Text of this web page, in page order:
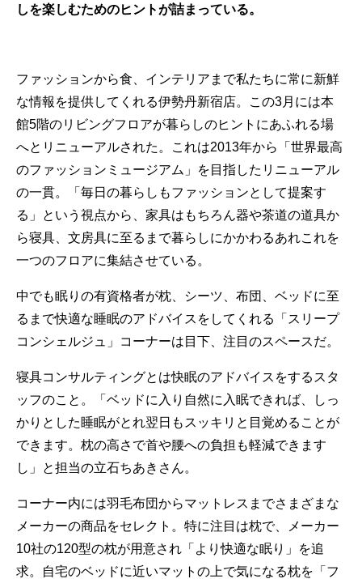
しを楽しむためのヒントが詰まっている。
ファッションから食、インテリアまで私たちに常に新鮮
な情報を提供してくれる伊勢丹新宿店。この3月には本
館5階のリビングフロアが暮らしのヒントにあふれる場
へとリニューアルされた。これは2013年から「世界最高
のファッションミュージアム」を目指したリニューアル
の一貫。「毎日の暮らしもファッションとして提案す
る」という視点から、家具はもちろん器や茶道の道具か
ら寝具、文房具に至るまで暮らしにかかわるあれこれを
一つのフロアに集結させている。
中でも眠りの有資格者が枕、シーツ、布団、ベッドに至
るまで快適な睡眠のアドバイスをしてくれる「スリープ
コンシェルジュ」コーナーは目下、注目のスペースだ。
寝具コンサルティングとは快眠のアドバイスをするスタ
ッフのこと。「ベッドに入り自然に入眠できれば、しっ
かりとした睡眠がとれ翌日もスッキリと目覚めることが
できます。枕の高さで首や腰への負担も軽減できます
し」と担当の立石ちあきさん。
コーナー内には羽毛布団からマットレスまでさまざまな
メーカーの商品をセレクト。特に注目は枕で、メーカー
10社の120型の枕が用意され「より快適な眠り」を追
求。自宅のベッドに近いマットの上で気になる枕を「フ